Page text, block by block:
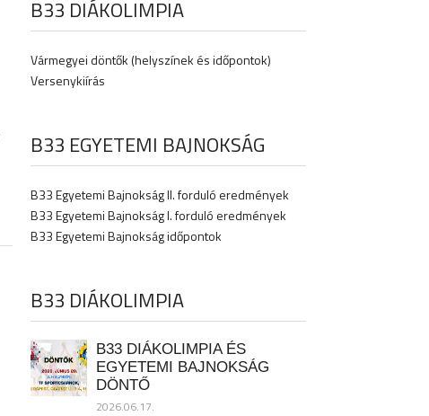
B33 DIÁKOLIMPIA
Vármegyei döntők (helyszínek és időpontok)
Versenykiírás
B33 EGYETEMI BAJNOKSÁG
B33 Egyetemi Bajnokság II. forduló eredmények
B33 Egyetemi Bajnokság I. forduló eredmények
B33 Egyetemi Bajnokság időpontok
B33 DIÁKOLIMPIA
B33 DIÁKOLIMPIA ÉS
EGYETEMI BAJNOKSÁG
DÖNTŐ
2026.06.17.